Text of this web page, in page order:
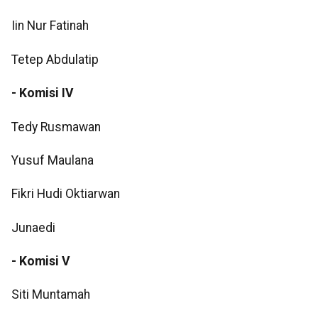
Iin Nur Fatinah
Tetep Abdulatip
- Komisi IV
Tedy Rusmawan
Yusuf Maulana
Fikri Hudi Oktiarwan
Junaedi
- Komisi V
Siti Muntamah